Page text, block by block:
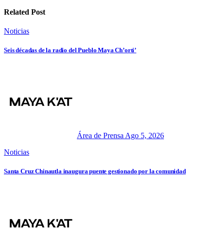
Related Post
Noticias
Seis décadas de la radio del Pueblo Maya Ch’orti’
Área de Prensa Ago 5, 2026
Noticias
Santa Cruz Chinautla inaugura puente gestionado por la comunidad